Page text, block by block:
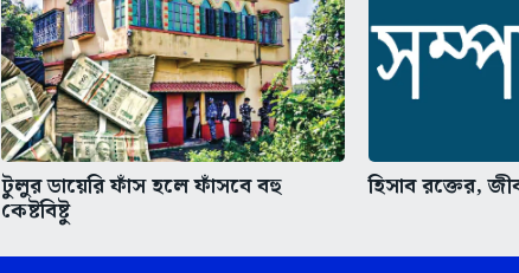
টুলুর ডায়েরি ফাঁস হলে ফাঁসবে বহু
কেষ্টবিষ্টু
হিসাব রক্তের,